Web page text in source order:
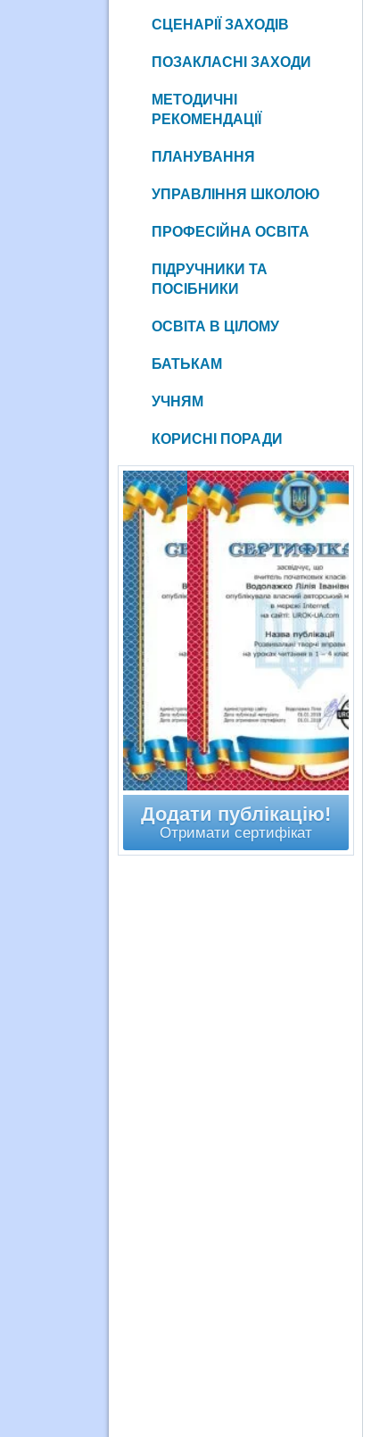
СЦЕНАРІЇ ЗАХОДІВ
ПОЗАКЛАСНІ ЗАХОДИ
МЕТОДИЧНІ
РЕКОМЕНДАЦІЇ
ПЛАНУВАННЯ
УПРАВЛІННЯ ШКОЛОЮ
ПРОФЕСІЙНА ОСВІТА
ПІДРУЧНИКИ ТА
ПОСІБНИКИ
ОСВІТА В ЦІЛОМУ
БАТЬКАМ
УЧНЯМ
КОРИСНІ ПОРАДИ
Додати публікацію!
Отримати сертифікат